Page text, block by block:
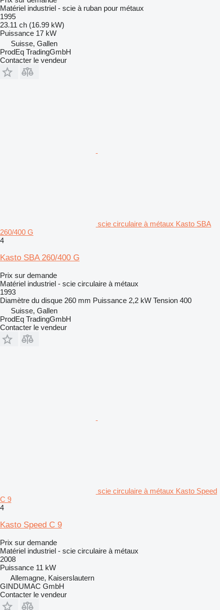
Matériel industriel - scie à ruban pour métaux
1995
23.11 ch (16.99 kW)
Puissance 17 kW
Suisse, Gallen
ProdEq TradingGmbH
Contacter le vendeur
scie circulaire à métaux Kasto SBA
260/400 G
4
Kasto SBA 260/400 G
Prix sur demande
Matériel industriel - scie circulaire à métaux
1993
Diamètre du disque 260 mm Puissance 2,2 kW Tension 400
Suisse, Gallen
ProdEq TradingGmbH
Contacter le vendeur
scie circulaire à métaux Kasto Speed
C 9
4
Kasto Speed C 9
Prix sur demande
Matériel industriel - scie circulaire à métaux
2008
Puissance 11 kW
Allemagne, Kaiserslautern
GINDUMAC GmbH
Contacter le vendeur